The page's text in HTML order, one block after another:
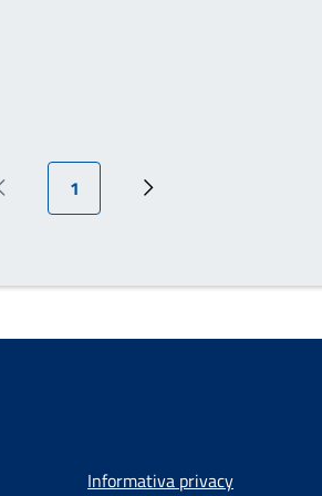
Pagina precedente
Pagina attuale
1
Pagina successiva
Informativa privacy